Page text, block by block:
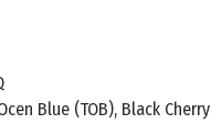
Blue (TOB), Black Cherry